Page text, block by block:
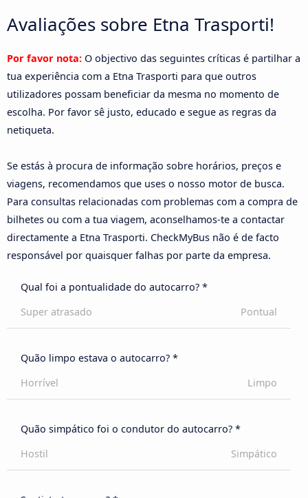
Avaliações sobre Etna Trasporti!
Por favor nota: O objectivo das seguintes críticas é partilhar a
tua experiência com a Etna Trasporti para que outros
utilizadores possam beneficiar da mesma no momento de
escolha. Por favor sê justo, educado e segue as regras da
netiqueta.
Se estás à procura de informação sobre horários, preços e
viagens, recomendamos que uses o nosso motor de busca.
Para consultas relacionadas com problemas com a compra de
bilhetes ou com a tua viagem, aconselhamos-te a contactar
directamente a Etna Trasporti. CheckMyBus não é de facto
responsável por quaisquer falhas por parte da empresa.
Qual foi a pontualidade do autocarro? *
Super atrasado
Pontual
Quão limpo estava o autocarro? *
Horrível
Limpo
Quão simpático foi o condutor do autocarro? *
Hostil
Simpático